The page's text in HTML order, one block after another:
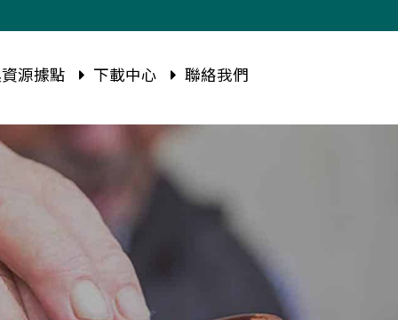
源據點 下載中心 聯絡我們